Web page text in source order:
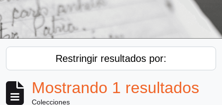
Restringir resultados por:
Mostrando 1 resultados
Colecciones